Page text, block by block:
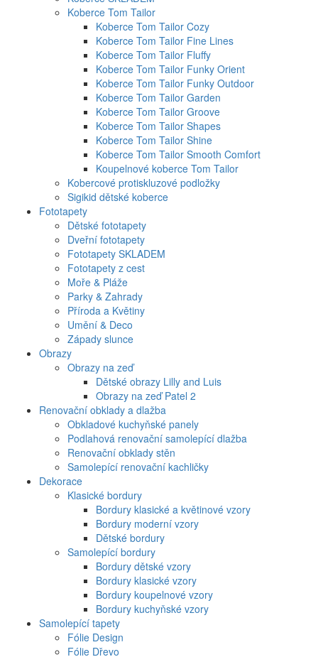
Koberce Tom Tailor
Koberce Tom Tailor Cozy
Koberce Tom Tailor Fine Lines
Koberce Tom Tailor Fluffy
Koberce Tom Tailor Funky Orient
Koberce Tom Tailor Funky Outdoor
Koberce Tom Tailor Garden
Koberce Tom Tailor Groove
Koberce Tom Tailor Shapes
Koberce Tom Tailor Shine
Koberce Tom Tailor Smooth Comfort
Koupelnové koberce Tom Tailor
Kobercové protiskluzové podložky
Sigikid dětské koberce
Fototapety
Dětské fototapety
Dveřní fototapety
Fototapety SKLADEM
Fototapety z cest
Moře & Pláže
Parky & Zahrady
Příroda a Květiny
Umění & Deco
Západy slunce
Obrazy
Obrazy na zeď
Dětské obrazy Lilly and Luis
Obrazy na zeď Patel 2
Renovační obklady a dlažba
Obkladové kuchyňské panely
Podlahová renovační samolepící dlažba
Renovační obklady stěn
Samolepící renovační kachličky
Dekorace
Klasické bordury
Bordury klasické a květinové vzory
Bordury moderní vzory
Dětské bordury
Samolepící bordury
Bordury dětské vzory
Bordury klasické vzory
Bordury koupelnové vzory
Bordury kuchyňské vzory
Samolepící tapety
Fólie Design
Fólie Dřevo